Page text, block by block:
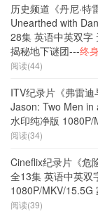
历史频道《丹尼·
Unearthed with
28集 英语中英双字
揭秘地下谜团---终
阅读(44)
ITV纪录片《弗雷
Jason: Two Men in
水印纯净版 1080P/
阅读(34)
Cineflix纪录片《危
全13集 英语中英双
1080P/MKV/15.5G
阅读(39)